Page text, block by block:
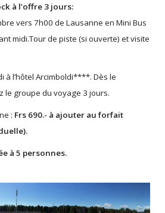
à l’offre 3 jours:
vers 7h00 de Lausanne en Mini Bus
midi.Tour de piste (si ouverte) et visite
à l’hôtel Arcimboldi****. Dès le
le groupe du voyage 3 jours.
: Frs 690.- à ajouter au forfait
à 5 personnes.